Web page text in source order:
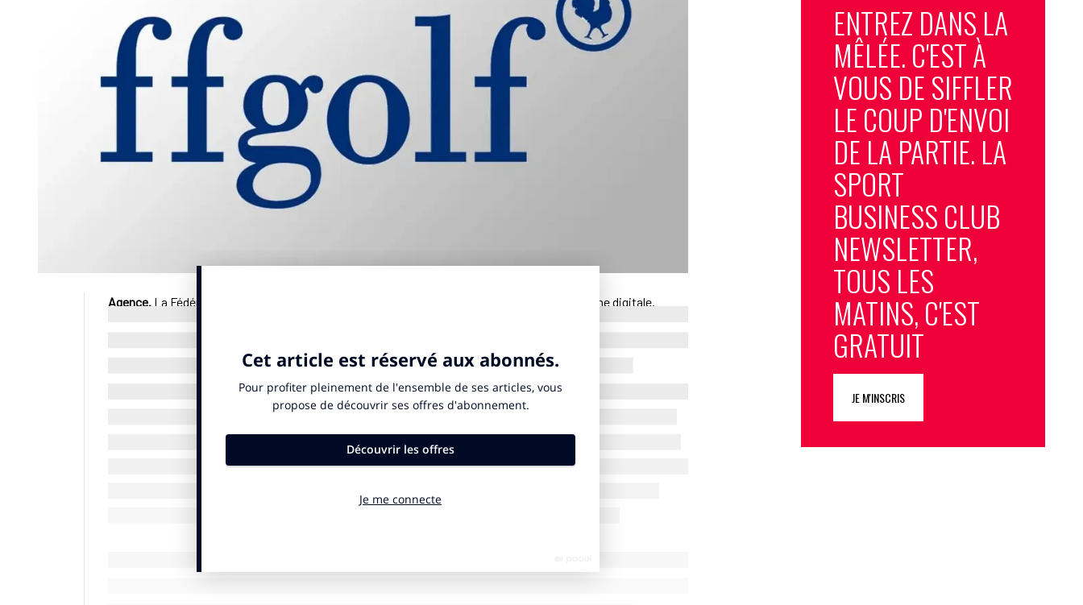
Agence. La Fédération française de golf (FF Golf) a confié à Alatack la gestion de sa campagne digitale.
défis, de pastilles humoristiques et de portraits de golfeurs. Alatack accompagne également la Fédération
© SportBusiness.Club – Juin 2026
ENTREZ DANS LA
MÊLÉE. C'EST À
VOUS DE SIFFLER
LE COUP D'ENVOI
DE LA PARTIE. LA
SPORT
BUSINESS CLUB
NEWSLETTER,
TOUS LES
MATINS, C'EST
GRATUIT
JE M'INSCRIS